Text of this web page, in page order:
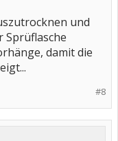
und
Sprüflasche
damit die
#8